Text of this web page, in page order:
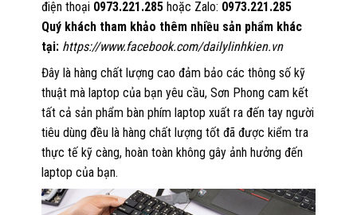
điện thoại 0973.221.285hoặc Zalo: 0973.221.285
Quý khách tham khảo thêm nhiều sản phẩm khác
tại: https://www.facebook.com/dailylinhkien.vn
Đây là hàng chất lượng cao đảm bảo các thông số kỹ
thuật mà laptop của bạn yêu cầu, Sơn Phong cam kết
tất cả sản phẩm bàn phím laptop xuất ra đến tay người
tiêu dùng đều là hàng chất lượng tốt đã được kiểm tra
thực tế kỹ càng, hoàn toàn không gây ảnh hưởng đến
laptop của bạn.